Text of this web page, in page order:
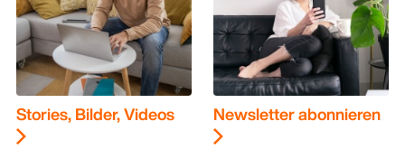
Stories, Bilder, Videos Newsletter abonnieren